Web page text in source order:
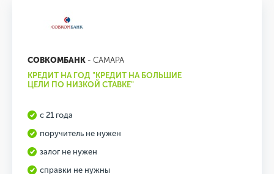
СОВКОМБАНК - САМАРА
КРЕДИТ НА ГОД "КРЕДИТ НА БОЛЬШИЕ
ЦЕЛИ ПО НИЗКОЙ СТАВКЕ"
с 21 года
поручитель не нужен
залог не нужен
справки не нужны